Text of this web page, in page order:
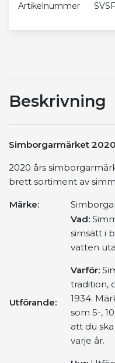
Artikelnummer
Beskrivning
Simborgarmärket 2020
2020 års
brett sortiment av
Märke:
Utförande:
Vad:
simsätt i
vatten
Varför:
tradition,
1934.
som 5-,
att du
varje år.